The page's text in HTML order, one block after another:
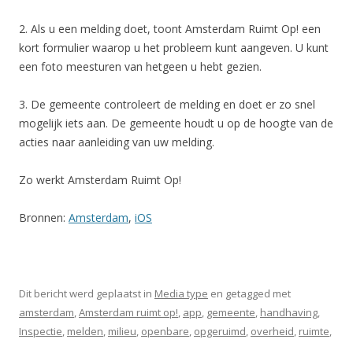
2. Als u een melding doet, toont Amsterdam Ruimt Op! een
kort formulier waarop u het probleem kunt aangeven. U kunt
een foto meesturen van hetgeen u hebt gezien.
3. De gemeente controleert de melding en doet er zo snel
mogelijk iets aan. De gemeente houdt u op de hoogte van de
acties naar aanleiding van uw melding.
Zo werkt Amsterdam Ruimt Op!
Bronnen: Amsterdam, iOS
Dit bericht werd geplaatst in Media type en getagged met
amsterdam,Amsterdam ruimt op!, app, gemeente, handhaving,
Inspectie, melden, milieu, openbare, opgeruimd, overheid, ruimte,